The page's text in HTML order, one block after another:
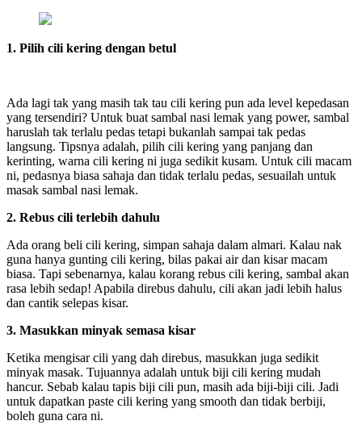
1. Pilih cili kering dengan betul
Ada lagi tak yang masih tak tau cili kering pun ada level kepedasan
yang tersendiri? Untuk buat sambal nasi lemak yang power, sambal
haruslah tak terlalu pedas tetapi bukanlah sampai tak pedas
langsung. Tipsnya adalah, pilih cili kering yang panjang dan
kerinting, warna cili kering ni juga sedikit kusam. Untuk cili macam
ni, pedasnya biasa sahaja dan tidak terlalu pedas, sesuailah untuk
masak sambal nasi lemak.
2. Rebus cili terlebih dahulu
Ada orang beli cili kering, simpan sahaja dalam almari. Kalau nak
guna hanya gunting cili kering, bilas pakai air dan kisar macam
biasa. Tapi sebenarnya, kalau korang rebus cili kering, sambal akan
rasa lebih sedap! Apabila direbus dahulu, cili akan jadi lebih halus
dan cantik selepas kisar.
3. Masukkan minyak semasa kisar
Ketika mengisar cili yang dah direbus, masukkan juga sedikit
minyak masak. Tujuannya adalah untuk biji cili kering mudah
hancur. Sebab kalau tapis biji cili pun, masih ada biji-biji cili. Jadi
untuk dapatkan paste cili kering yang smooth dan tidak berbiji,
boleh guna cara ni.